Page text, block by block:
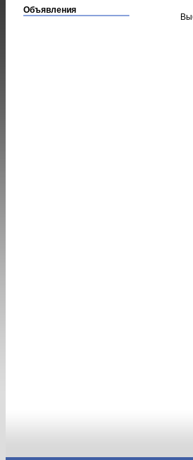
Объявления